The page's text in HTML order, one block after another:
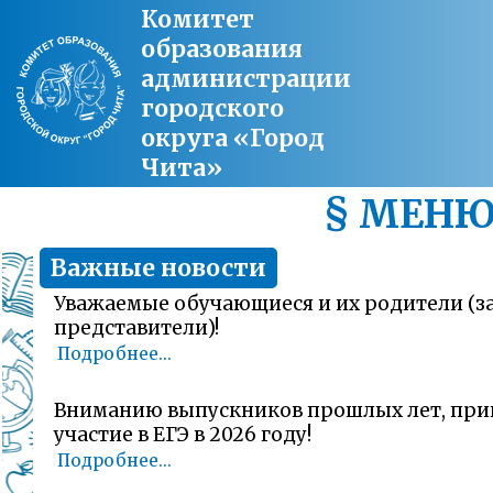
Комитет
образования
администрации
городского
округа «Город
Чита»
§
Важные новости
Уважаемые обучающиеся и их родители
представители)!
Подробнее...
Вниманию выпускников прошлых лет,
участие в ЕГЭ в 2026 году!
Подробнее...